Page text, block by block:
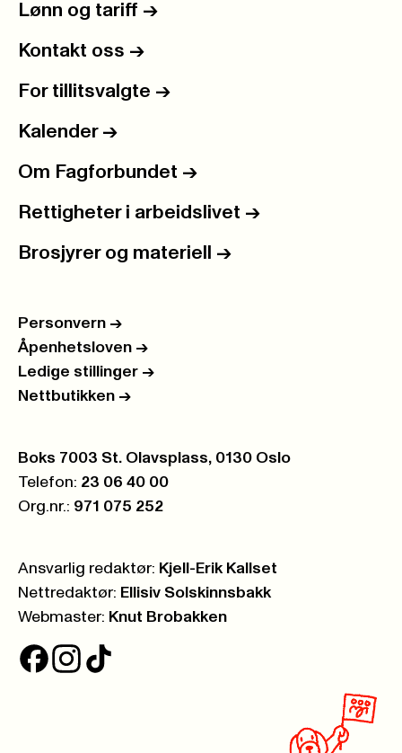
Lønn og tariff ->
Kontakt oss ->
For tillitsvalgte ->
Kalender ->
Om Fagforbundet ->
Rettigheter i arbeidslivet ->
Brosjyrer og materiell ->
Personvern ->
Åpenhetsloven ->
Ledige stillinger ->
Nettbutikken ->
Postboks:
Boks 7003 St. Olavsplass, 0130 Oslo
Telefon: 23 06 40 00
Org.nr.: 971 075 252
Ansvarlig redaktør: Kjell-Erik Kallset
Nettredaktør: Ellisiv Solskinnsbakk
Webmaster: Knut Brobakken